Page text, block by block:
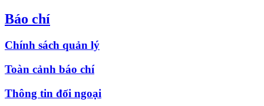
Báo chí
Chính sách quản lý
Toàn cảnh báo chí
Thông tin đối ngoại